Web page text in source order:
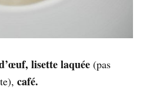
lisette laquée (pas
café.